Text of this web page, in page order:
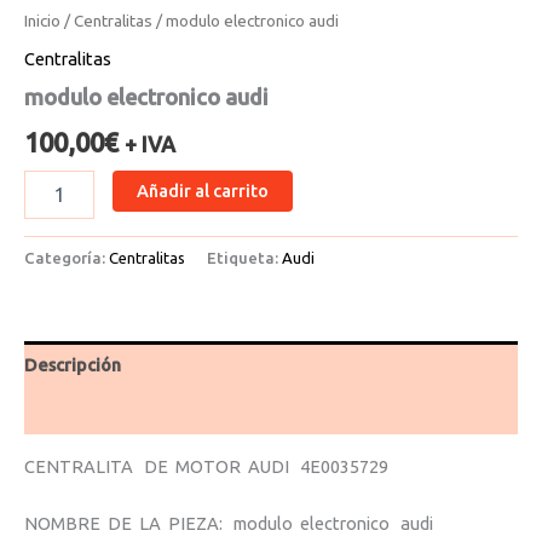
Inicio /Centralitas / modulo electronico audi
Centralitas
modulo electronico audi
100,00€ + IVA
Añadir al carrito
Categoría: Centralitas Etiqueta: Audi
Descripción
CENTRALITA DE MOTOR AUDI 4E0035729
NOMBRE DE LA PIEZA: modulo electronico audi